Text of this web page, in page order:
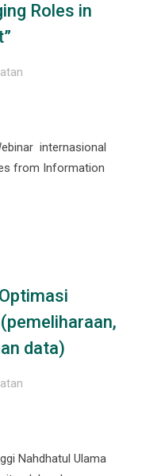
Roles in
internasional
from Information
data)
Nahdhatul Ulama